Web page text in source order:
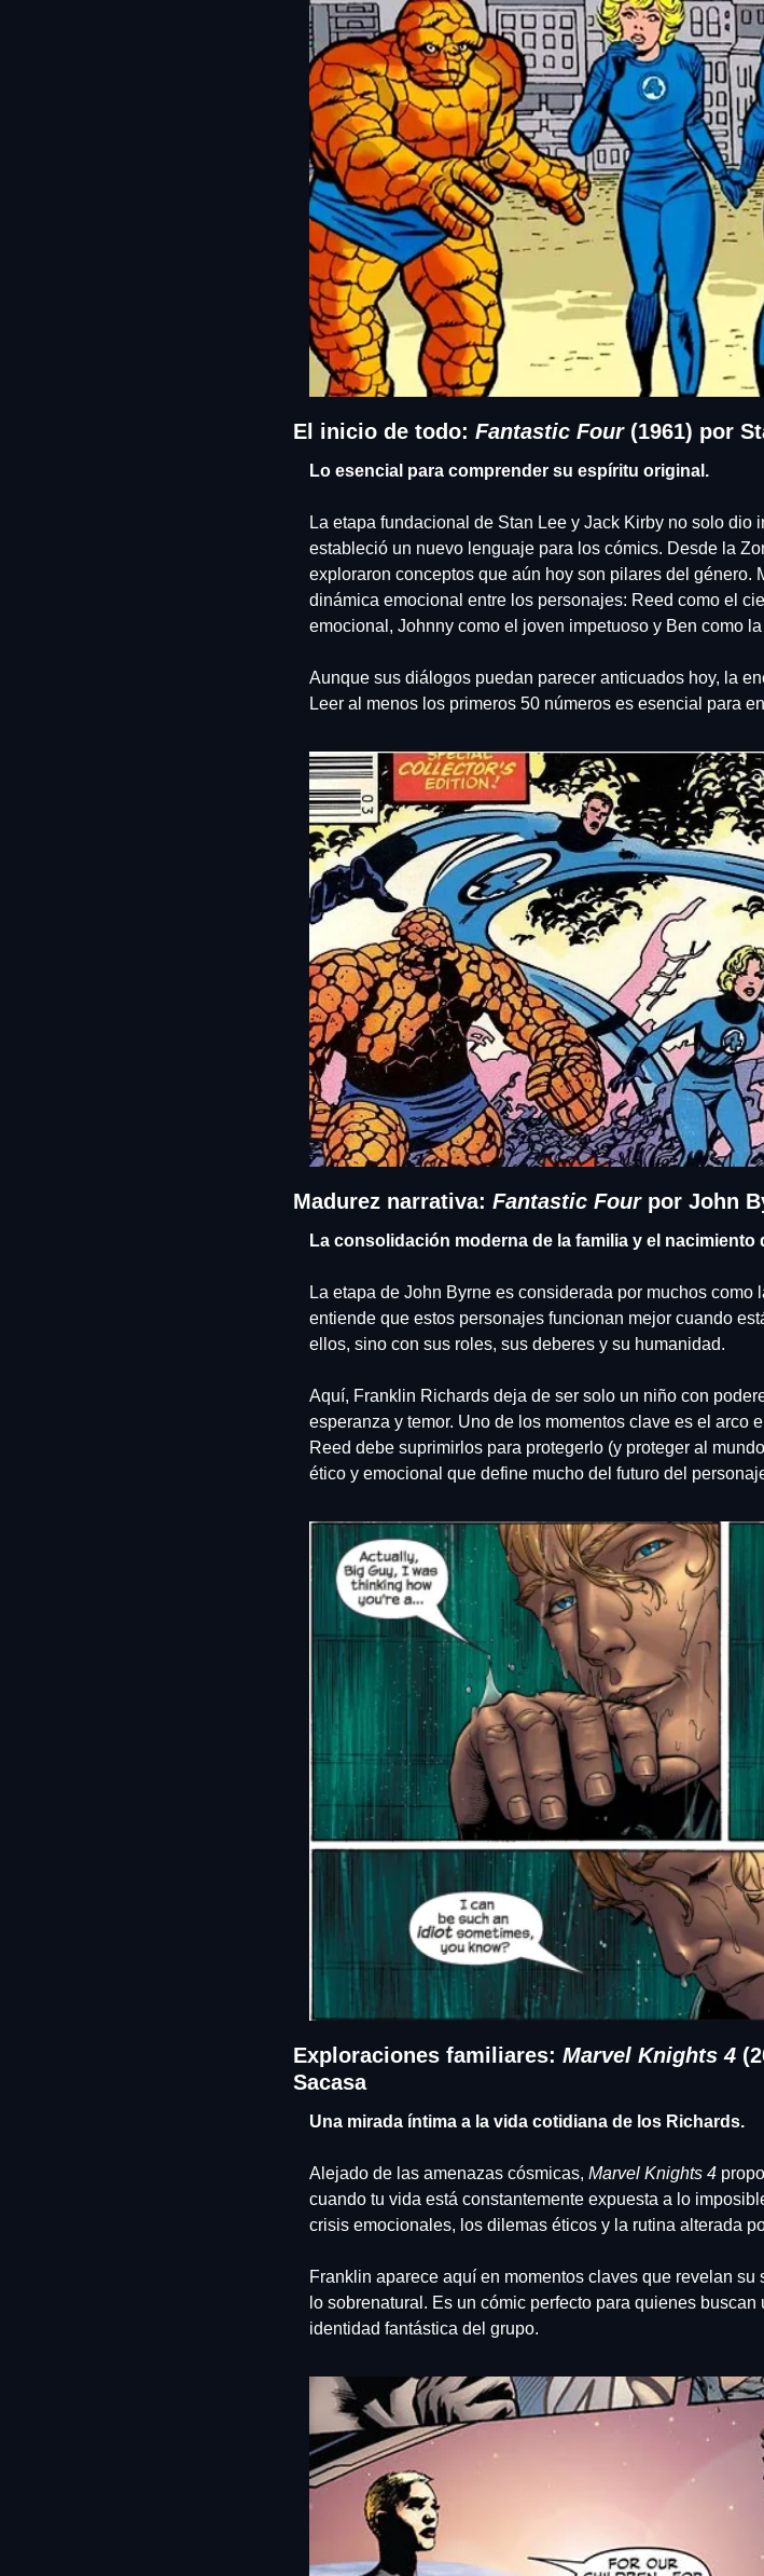
El inicio de todo: Fantastic Four (1961) por
Lo esencial para comprender su espíritu original.
La etapa fundacional de Stan Lee y Jack Kirby no solo
estableció un nuevo lenguaje para los cómics. Desde la
exploraron conceptos que aún hoy son pilares del género.
dinámica emocional entre los personajes: Reed como el
emocional, Johnny como el joven impetuoso y Ben como
Aunque sus diálogos puedan parecer anticuados hoy, la
Leer al menos los primeros 50 números es esencial para
Madurez narrativa: Fantastic Four por John
La consolidación moderna de la familia y el
La etapa de John Byrne es considerada por muchos como
entiende que estos personajes funcionan mejor cuando
ellos, sino con sus roles, sus deberes y su humanidad.
Aquí, Franklin Richards deja de ser solo un niño con
esperanza y temor. Uno de los momentos clave es el arco
Reed debe suprimirlos para protegerlo (y proteger al
ético y emocional que define mucho del futuro del
Exploraciones familiares: Marvel Knights 4
Sacasa
Una mirada íntima a la vida cotidiana de los Richards.
Alejado de las amenazas cósmicas, Marvel Knights 4
cuando tu vida está constantemente expuesta a lo
crisis emocionales, los dilemas éticos y la rutina alterada
Franklin aparece aquí en momentos claves que revelan
lo sobrenatural. Es un cómic perfecto para quienes
identidad fantástica del grupo.